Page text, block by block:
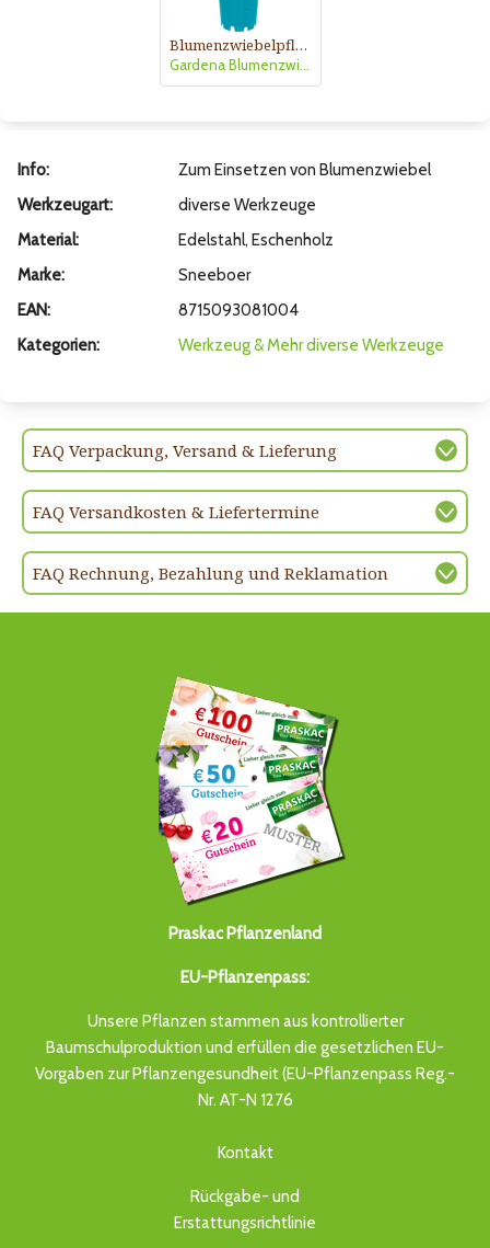
Blumenzwiebelpflanzer
Gardena Blumenzwiebelpflanzer
Info:
Zum Einsetzen von Blumenzwiebel
Werkzeugart:
diverse Werkzeuge
Material:
Edelstahl, Eschenholz
Marke:
Sneeboer
EAN:
8715093081004
Kategorien:
Werkzeug & Mehrdiverse Werkzeuge
FAQ Verpackung, Versand & Lieferung
FAQ Versandkosten & Liefertermine
FAQ Rechnung, Bezahlung und Reklamation
Praskac Pflanzenland
EU-Pflanzenpass:
Unsere Pflanzen stammen aus kontrollierter
Baumschulproduktion und erfüllen die gesetzlichen EU-
Vorgaben zur Pflanzengesundheit (EU-Pflanzenpass Reg.-
Nr. AT-N 1276
Kontakt
Rückgabe- und
Erstattungsrichtlinie